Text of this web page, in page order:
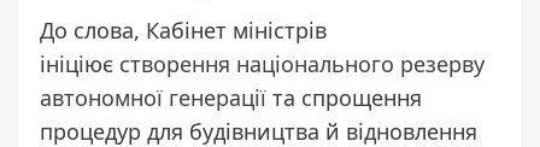
До слова, Кабінет міністрів
ініціює створення національного резерву
автономної генерації та спрощення
процедур для будівництва й відновлення